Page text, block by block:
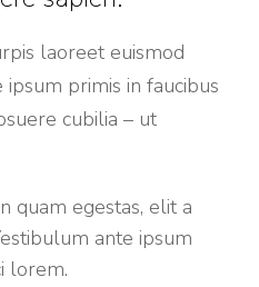
laoreet euismod
primis in faucibus
cubilia – ut
quam egestas, elit a
ante ipsum
lorem.